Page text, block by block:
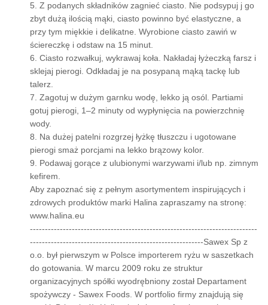
5. Z podanych składników zagnieć ciasto. Nie podsypuj j go
zbyt dużą ilością mąki, ciasto powinno być elastyczne, a
przy tym miękkie i delikatne. Wyrobione ciasto zawiń w
ściereczkę i odstaw na 15 minut.
6. Ciasto rozwałkuj, wykrawaj koła. Nakładaj łyżeczką farsz i
sklejaj pierogi. Odkładaj je na posypaną mąką tackę lub
talerz.
7. Zagotuj w dużym garnku wodę, lekko ją osól. Partiami
gotuj pierogi, 1–2 minuty od wypłynięcia na powierzchnię
wody.
8. Na dużej patelni rozgrzej łyżkę tłuszczu i ugotowane
pierogi smaż porcjami na lekko brązowy kolor.
9. Podawaj gorące z ulubionymi warzywami i/lub np. zimnym
kefirem.
Aby zapoznać się z pełnym asortymentem inspirujących i
zdrowych produktów marki Halina zapraszamy na stronę:
www.halina.eu
----------------------------------------------------------------------------
----------------------------------------------------------Sawex Sp z
o.o. był pierwszym w Polsce importerem ryżu w saszetkach
do gotowania. W marcu 2009 roku ze struktur
organizacyjnych spółki wyodrębniony został Departament
spożywczy - Sawex Foods. W portfolio firmy znajdują się